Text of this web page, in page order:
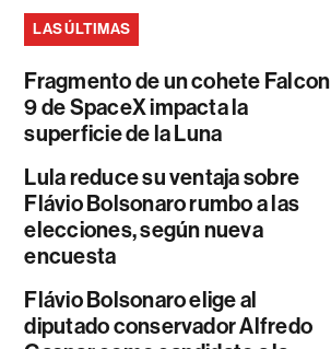
LAS ÚLTIMAS
Fragmento de un cohete Falcon
9 de SpaceX impacta la
superficie de la Luna
Lula reduce su ventaja sobre
Flávio Bolsonaro rumbo a las
elecciones, según nueva
encuesta
Flávio Bolsonaro elige al
diputado conservador Alfredo